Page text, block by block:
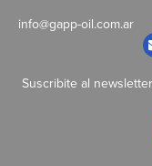
info@gapp-oil.com.ar
Suscribite al